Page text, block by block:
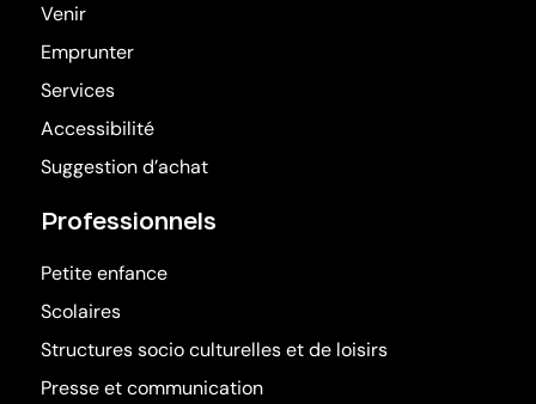
Venir
Emprunter
Services
Accessibilité
Suggestion d’achat
Professionnels
Petite enfance
Scolaires
Structures socio culturelles et de loisirs
Presse et communication